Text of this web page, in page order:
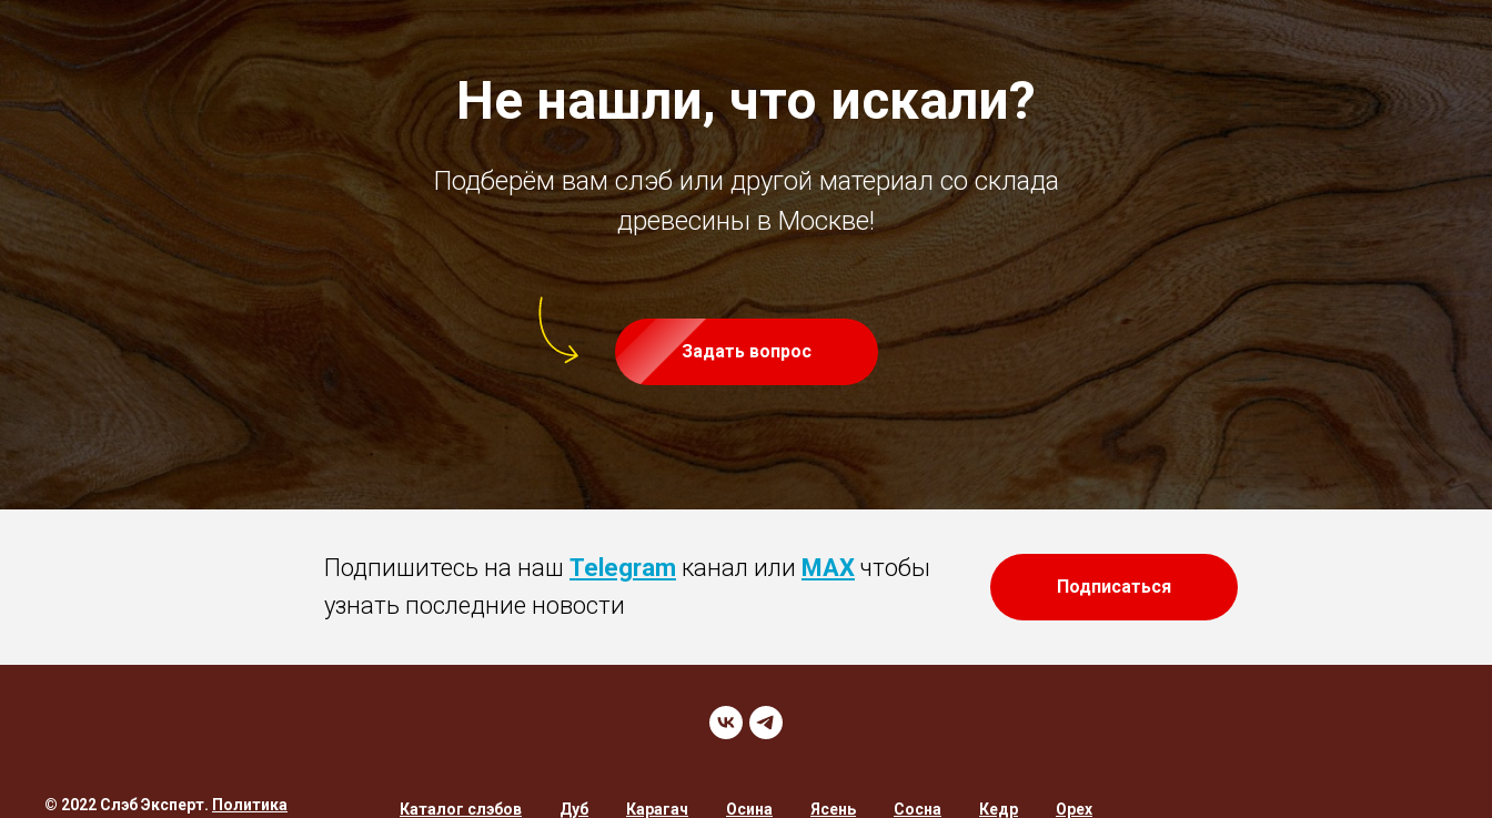
Не нашли, что искали?
Подберём вам слэб или другой материал со склада
древесины в Москве!
Задать вопрос
Подпишитесь на наш Telegram канал или MAX чтобы
узнать последние новости
Подписаться
© 2022 Слэб Эксперт. Политика
Каталог слэбов Дуб Карагач Осина Ясень Сосна Кедр Орех